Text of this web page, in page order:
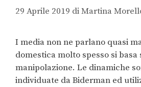
29 Aprile 2019 diMartina
I media non ne parlano quasi
domestica molto spesso si basa
manipolazione. Le dinamiche
individuate da Biderman ed